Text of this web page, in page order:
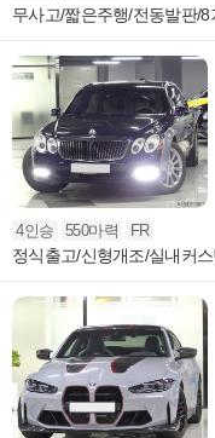
무사고/짧은주행/전동발판/
4인승 550마력 FR
정식출고/신형개조/실내커